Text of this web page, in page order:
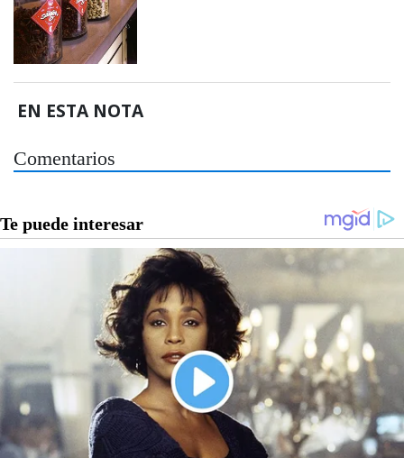
EN ESTA NOTA
Comentarios